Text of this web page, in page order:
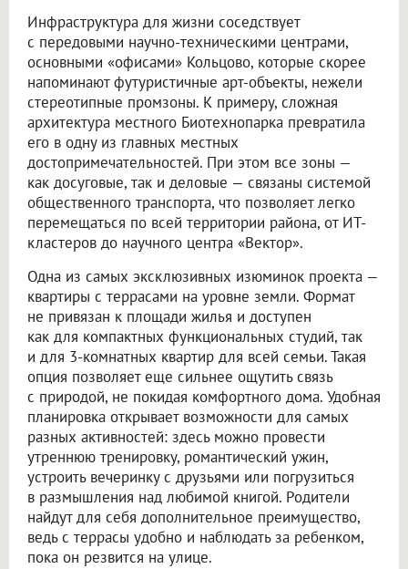
Инфраструктура для жизни соседствует
с передовыми научно-техническими центрами,
основными «офисами» Кольцово, которые скорее
напоминают футуристичные арт-объекты, нежели
стереотипные промзоны. К примеру, сложная
архитектура местного Биотехнопарка превратила
его в одну из главных местных
достопримечательностей. При этом все зоны —
как досуговые, так и деловые — связаны системой
общественного транспорта, что позволяет легко
перемещаться по всей территории района, от ИТ-
кластеров до научного центра «Вектор».
Одна из самых эксклюзивных изюминок проекта —
квартиры с террасами на уровне земли. Формат
не привязан к площади жилья и доступен
как для компактных функциональных студий, так
и для 3-комнатных квартир для всей семьи. Такая
опция позволяет еще сильнее ощутить связь
с природой, не покидая комфортного дома. Удобная
планировка открывает возможности для самых
разных активностей: здесь можно провести
утреннюю тренировку, романтический ужин,
устроить вечеринку с друзьями или погрузиться
в размышления над любимой книгой. Родители
найдут для себя дополнительное преимущество,
ведь с террасы удобно и наблюдать за ребенком,
пока он резвится на улице.